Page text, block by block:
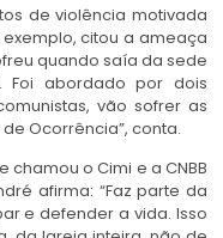
de violência motivada
citou a ameaça
quando saía da sede
Foi abordado por dois
vão sofrer as
Ocorrência”, conta.
o Cimi e a CNBB
afirma: “Faz parte da
e defender a vida. Isso